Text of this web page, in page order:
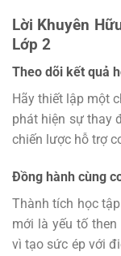
Lời Khuyên
Lớp 2
Theo dõi kết quả
Hãy thiết lập một
phát hiện sự thay
chiến lược hỗ trợ
Đồng hành cùng
Thành tích học
mới là yếu tố
vì tạo sức ép với